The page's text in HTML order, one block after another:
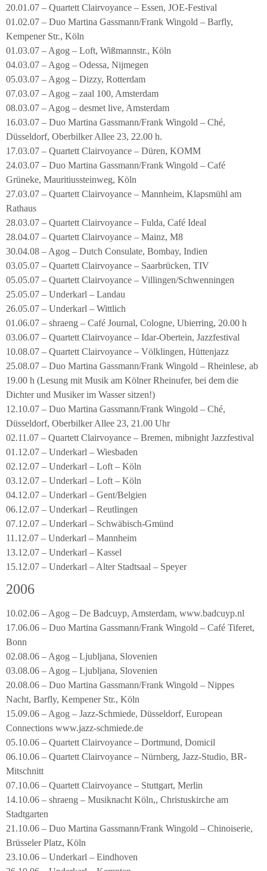
20.01.07 – Quartett Clairvoyance – Essen, JOE-Festival
01.02.07 – Duo Martina Gassmann/Frank Wingold – Barfly,
Kempener Str., Köln
01.03.07 – Agog – Loft, Wißmannstr., Köln
04.03.07 – Agog – Odessa, Nijmegen
05.03.07 – Agog – Dizzy, Rotterdam
07.03.07 – Agog – zaal 100, Amsterdam
08.03.07 – Agog – desmet live, Amsterdam
16.03.07 – Duo Martina Gassmann/Frank Wingold – Ché,
Düsseldorf, Oberbilker Allee 23, 22.00 h.
17.03.07 – Quartett Clairvoyance – Düren, KOMM
24.03.07 – Duo Martina Gassmann/Frank Wingold – Café
Grüneke, Mauritiussteinweg, Köln
27.03.07 – Quartett Clairvoyance – Mannheim, Klapsmühl am
Rathaus
28.03.07 – Quartett Clairvoyance – Fulda, Café Ideal
28.04.07 – Quartett Clairvoyance – Mainz, M8
30.04.08 – Agog – Dutch Consulate, Bombay, Indien
03.05.07 – Quartett Clairvoyance – Saarbrücken, TIV
05.05.07 – Quartett Clairvoyance – Villingen/Schwenningen
25.05.07 – Underkarl – Landau
26.05.07 – Underkarl – Wittlich
01.06.07 – shraeng – Café Journal, Cologne, Ubierring, 20.00 h
03.06.07 – Quartett Clairvoyance – Idar-Obertein, Jazzfestival
10.08.07 – Quartett Clairvoyance – Völklingen, Hüttenjazz
25.08.07 – Duo Martina Gassmann/Frank Wingold – Rheinlese, ab
19.00 h (Lesung mit Musik am Kölner Rheinufer, bei dem die
Dichter und Musiker im Wasser sitzen!)
12.10.07 – Duo Martina Gassmann/Frank Wingold – Ché,
Düsseldorf, Oberbilker Allee 23, 21.00 Uhr
02.11.07 – Quartett Clairvoyance – Bremen, mibnight Jazzfestival
01.12.07 – Underkarl – Wiesbaden
02.12.07 – Underkarl – Loft – Köln
03.12.07 – Underkarl – Loft – Köln
04.12.07 – Underkarl – Gent/Belgien
06.12.07 – Underkarl – Reutlingen
07.12.07 – Underkarl – Schwäbisch-Gmünd
11.12.07 – Underkarl – Mannheim
13.12.07 – Underkarl – Kassel
15.12.07 – Underkarl – Alter Stadtsaal – Speyer
2006
10.02.06 – Agog – De Badcuyp, Amsterdam, www.badcuyp.nl
17.06.06 – Duo Martina Gassmann/Frank Wingold – Café Tiferet,
Bonn
02.08.06 – Agog – Ljubljana, Slovenien
03.08.06 – Agog – Ljubljana, Slovenien
20.08.06 – Duo Martina Gassmann/Frank Wingold – Nippes
Nacht, Barfly, Kempener Str., Köln
15.09.06 – Agog – Jazz-Schmiede, Düsseldorf, European
Connections www.jazz-schmiede.de
05.10.06 – Quartett Clairvoyance – Dortmund, Domicil
06.10.06 – Quartett Clairvoyance – Nürnberg, Jazz-Studio, BR-
Mitschnitt
07.10.06 – Quartett Clairvoyance – Stuttgart, Merlin
14.10.06 – shraeng – Musiknacht Köln,, Christuskirche am
Stadtgarten
21.10.06 – Duo Martina Gassmann/Frank Wingold – Chinoiserie,
Brüsseler Platz, Köln
23.10.06 – Underkarl – Eindhoven